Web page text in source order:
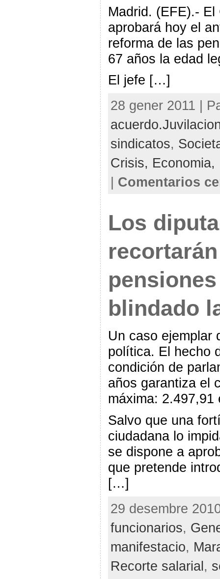
Madrid. (EFE).-
aprobará hoy el
reforma de las
67 años la edad
El jefe […]
28 gener 2011 |
sindicatos,
Crisis, Economia,
| Comentarios
Los
blindado
Un caso ejemplar
política. El hecho
condición de
años garantiza el
máxima: 2.497,91
Salvo que una
ciudadana lo
se dispone a
que pretende
[…]
29 desembre
funcionarios,
manifestacio,
Recorte salarial,